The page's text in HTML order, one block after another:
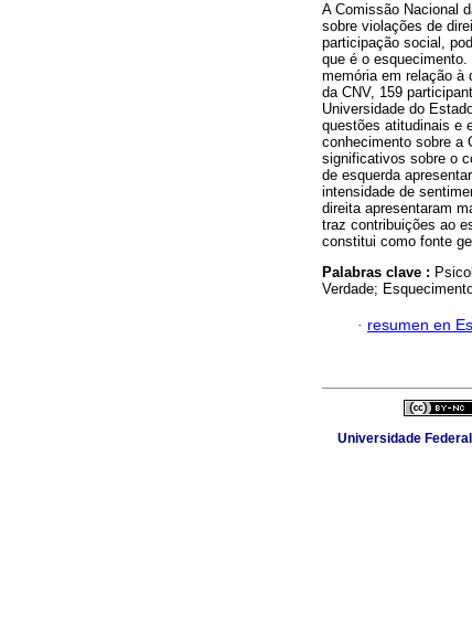
A Comissão Nacional
sobre violações de
participação social,
que é o
memória em relação à
da CNV, 159
Universidade do
questões atitudinais e
conhecimento sobre a
significativos sobre o
de esquerda
intensidade de
direita apresentaram
traz contribuições ao
constitui como fonte
Palabras clave :
Verdade;
· resumen en
Universidade